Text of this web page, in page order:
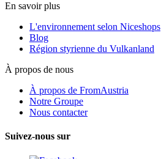
En savoir plus
L'environnement selon Niceshops
Blog
Région styrienne du Vulkanland
À propos de nous
À propos de FromAustria
Notre Groupe
Nous contacter
Suivez-nous sur